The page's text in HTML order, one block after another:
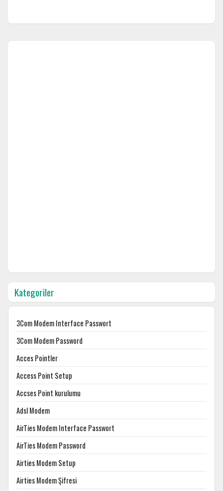
Kategoriler
3Com Modem Interface Passwort
3Com Modem Password
Acces Pointler
Access Point Setup
Accses Point kurulumu
Adsl Modem
AirTies Modem Interface Passwort
AirTies Modem Password
Airties Modem Setup
Airties Modem Şifresi